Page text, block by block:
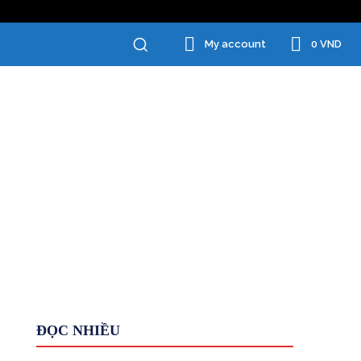
My account 0 VND
ĐỌC NHIỀUChăm Sóc Cá Nhân